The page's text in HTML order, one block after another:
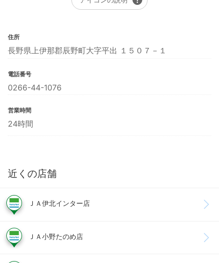
住所
長野県上伊那郡辰野町大字平出 １５０７－１
電話番号
0266-44-1076
営業時間
24時間
近くの店舗
ＪＡ伊北インター店
ＪＡ小野たのめ店